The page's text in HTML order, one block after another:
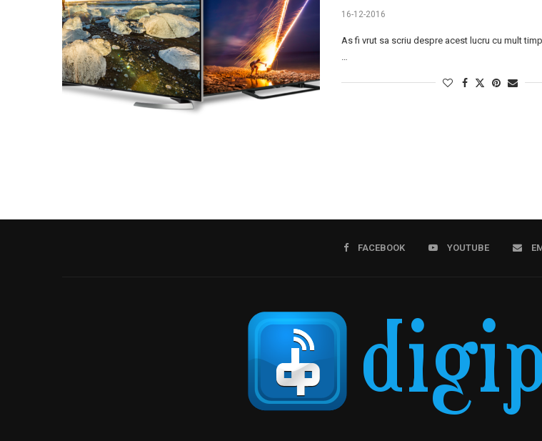
16-12-2016
As fi vrut sa scriu despre acest lucru cu mult
…
FACEBOOK YOUTUBE